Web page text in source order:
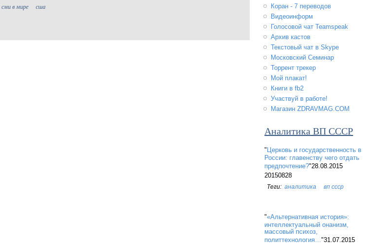
Коран - 7 переводов
Видеоинформ
Голосовой чат Teamspeak
Архив кастов
Текстовый чат в Skype
Московский Семинар
Торрент трекер
Мой плакат!
Книги в fb2
Участвуй в работе!
Магазин ZDRAVMAG.COM
Аналитика ВП СССР
" Церковь и государственность в
России: главенству чего отдать
предпочтение?"28.08.2015
20150828
аналитика вп ссср
"«Альтернативная история»:
интеллектуальный онанизм,
массовый психоз,
политтехнология…"31.07.2015
сми в мире сша